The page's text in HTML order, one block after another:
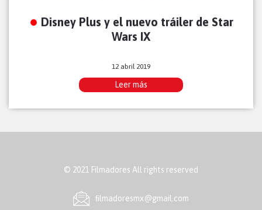
Disney Plus y el nuevo tráiler de Star
Wars IX
12 abril 2019
Leer más
© 2021 Filmadores All rights reserved
ﬁlmadoresmx@gmail.com